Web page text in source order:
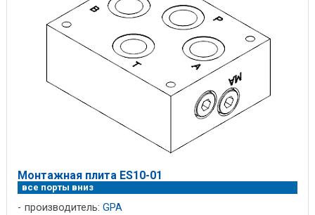
Монтажная плита ES10-01
все порты вниз
производитель: GPA